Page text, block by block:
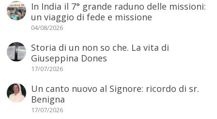
In India il 7° grande raduno delle missioni:
un viaggio di fede e missione
04/08/2026
Storia di un non so che. La vita di
Giuseppina Dones
17/07/2026
Un canto nuovo al Signore: ricordo di sr.
Benigna
17/07/2026